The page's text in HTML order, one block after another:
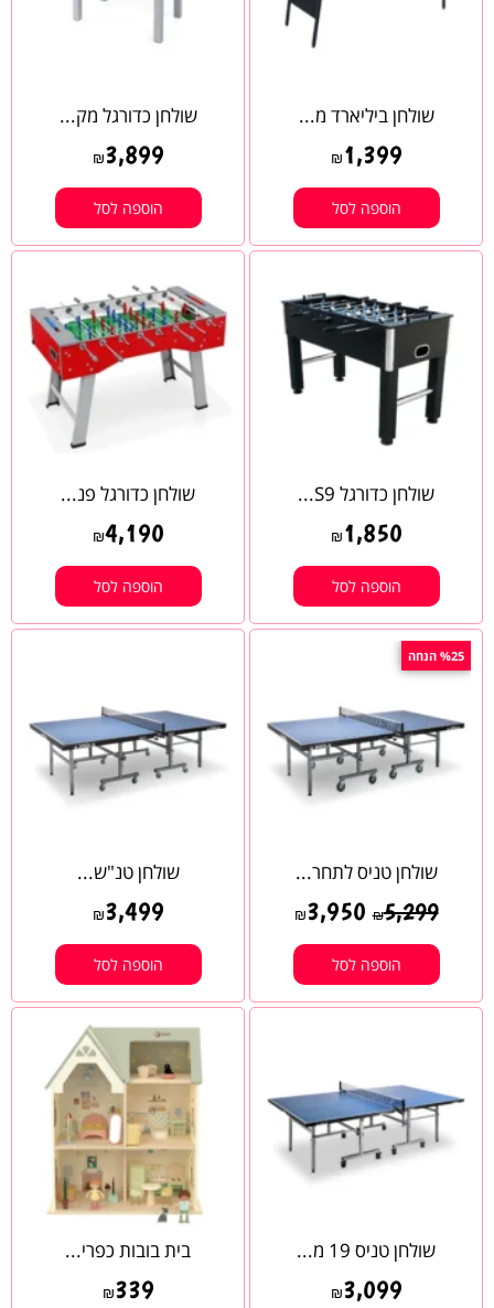
שולחן ביליארד מ...
₪ 1,399
הוספה לסל
שולחן כדורגל מק...
₪3,899
הוספה לסל
שולחן כדורגל S9...
₪ 1,850
הוספה לסל
שולחן כדורגל פנ...
₪4,190
הוספה לסל
%25 הנחה
שולחן טניס לתחר...
₪5,299
₪3,950
הוספה לסל
שולחן טנ"ש...
₪3,499
הוספה לסל
שולחן טניס 19 מ...
₪3,099
בית בובות כפרי...
₪339